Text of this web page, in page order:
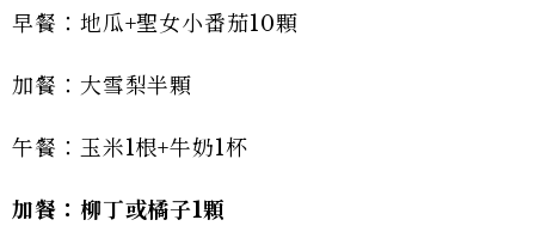
早餐：地瓜+聖女小番茄10顆
加餐：大雪梨半顆
午餐：玉米1根+牛奶1杯
加餐：柳丁或橘子1顆